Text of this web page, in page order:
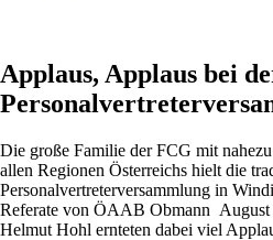
Applaus, Applaus bei
Die große Familie der FCG mit
allen Regionen Österreichs hielt die
Personalvertreterversammlung in
Referate von ÖAAB Obmann
Helmut Hohl ernteten dabei viel